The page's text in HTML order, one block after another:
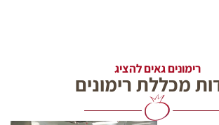
רימונים גאים להציג
מכללת רימונים